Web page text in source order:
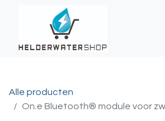
Alle producten
On.e Bluetooth® module voor